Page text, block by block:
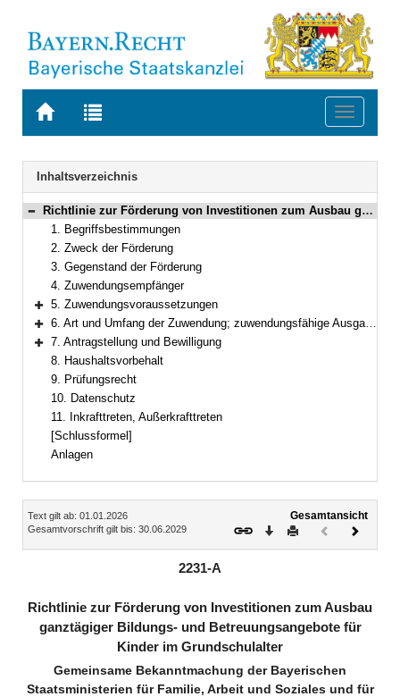
Zur
BAYERN.RECHT
Zur
letzten
Suche
Toggle
Navigation
Inhaltsverzeichnis
Bereich reduzieren
Richtlinie zur Förderung von Investitionen zum Ausbau ganztägiger Bildungs- und Betreuungsangebote für Kinder im Grundschulalter
1. Begriffsbestimmungen
2. Zweck der Förderung
3. Gegenstand der Förderung
4. Zuwendungsempfänger
Bereich erweitern
5. Zuwendungsvoraussetzungen
Bereich erweitern
6. Art und Umfang der Zuwendung; zuwendungsfähige Ausgaben
Bereich erweitern
7. Antragstellung und Bewilligung
8. Haushaltsvorbehalt
9. Prüfungsrecht
10. Datenschutz
11. Inkrafttreten, Außerkrafttreten
[Schlussformel]
Anlagen
Inhalt
Text gilt ab: 01.01.2026
Gesamtvorschrift gilt bis: 30.06.2029
Gesamtansicht
Download
DruckenVorheriges
2231-A
Richtlinie zur Förderung von Investitionen zum Ausbau
ganztägiger Bildungs- und Betreuungsangebote für
Kinder im Grundschulalter
Gemeinsame Bekanntmachung der Bayerischen
Staatsministerien für Familie, Arbeit und Soziales und für